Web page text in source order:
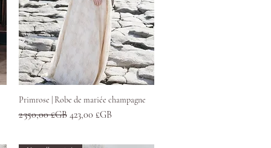
Aperçu rapide
Primrose | Robe de mariée champagne
Prix original
2 350,00 £GB Prix promotionnel
423,00 £GB